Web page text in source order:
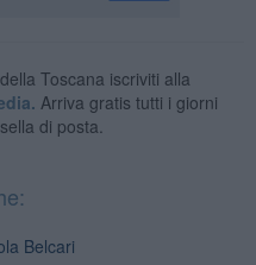
Toscana iscriviti alla
Arriva gratis tutti i giorni
di posta.
Belcari